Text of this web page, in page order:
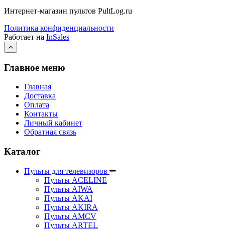
Интернет-магазин пультов PultLog.ru
Политика конфиденциальности
Работает на InSales
Главное меню
Главная
Доставка
Оплата
Контакты
Личный кабинет
Обратная связь
Каталог
Пульты для телевизоров
Пульты ACELINE
Пульты AIWA
Пульты AKAI
Пульты AKIRA
Пульты AMCV
Пульты ARTEL